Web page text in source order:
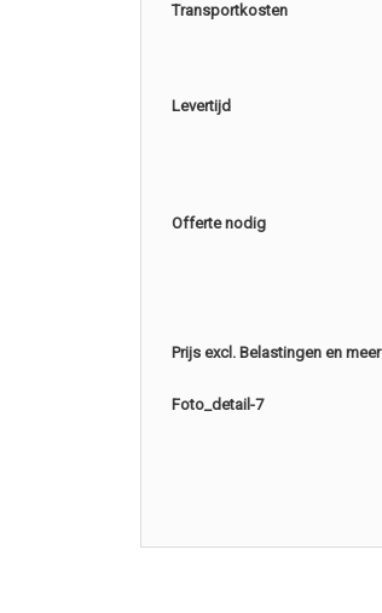
Transportkosten
Levertijd
Offerte nodig
Prijs excl. Belastingen en meer
Foto_detail-7